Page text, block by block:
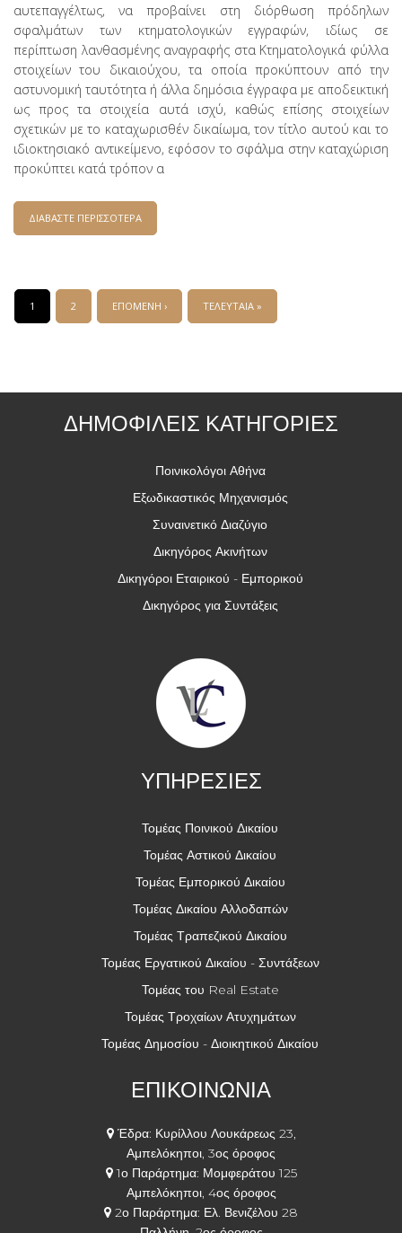
αυτεπαγγέλτως, να προβαίνει στη διόρθωση πρόδηλων
σφαλμάτων των κτηματολογικών εγγραφών, ιδίως σε
περίπτωση λανθασμένης αναγραφής στα Κτηματολογικά φύλλα
στοιχείων του δικαιούχου, τα οποία προκύπτουν από την
αστυνομική ταυτότητα ή άλλα δημόσια έγγραφα με αποδεικτική
ως προς τα στοιχεία αυτά ισχύ, καθώς επίσης στοιχείων
σχετικών με το καταχωρισθέν δικαίωμα, τον τίτλο αυτού και το
ιδιοκτησιακό αντικείμενο, εφόσον το σφάλμα στην καταχώριση
προκύπτει κατά τρόπον α
ΔΙΑΒΑΣΤΕ ΠΕΡΙΣΣΟΤΕΡΑ
ΣΦΑΛΜΑΤΟΣ / ΑΓΝΩΣΤΟΥ ΙΔΙΟΚΤΗΤΗ
1 2 ΕΠΟΜΕΝΗ › ΤΕΛΕΥΤΑΙΑ »
ΔΗΜΟΦΙΛΕΙΣ ΚΑΤΗΓΟΡΙΕΣ
Ποινικολόγοι Αθήνα
Εξωδικαστικός Μηχανισμός
Συναινετικό Διαζύγιο
Δικηγόρος Ακινήτων
Δικηγόροι Εταιρικού - Εμπορικού
Δικηγόρος για Συντάξεις
ΥΠΗΡΕΣΙΕΣ
Τομέας Ποινικού Δικαίου
Τομέας Αστικού Δικαίου
Τομέας Εμπορικού Δικαίου
Τομέας Δικαίου Αλλοδαπών
Τομέας Τραπεζικού Δικαίου
Τομέας Εργατικού Δικαίου - Συντάξεων
Τομέας του Real Estate
Τομέας Τροχαίων Ατυχημάτων
Τομέας Δημοσίου - Διοικητικού Δικαίου
ΕΠΙΚΟΙΝΩΝΙΑ
Έδρα: Κυρίλλου Λουκάρεως 23,
Αμπελόκηποι, 3ος όροφος
1ο Παράρτημα: Μομφεράτου 125
Αμπελόκηποι, 4ος όροφος
2ο Παράρτημα: Ελ. Βενιζέλου 28